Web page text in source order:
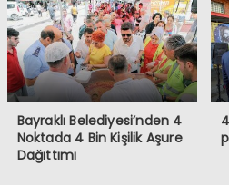
Bayraklı Belediyesi’nden 4
Noktada 4 Bin Kişilik Aşure
Dağıttımı